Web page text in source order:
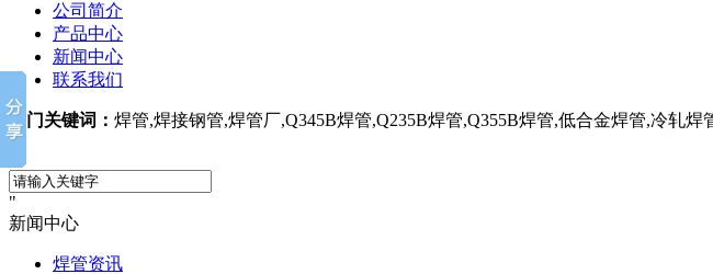
公司简介
产品中心
新闻中心
联系我们
热门关键词： 焊管,焊接钢管,焊管厂,Q345B焊管,Q235B焊管,Q355B焊管,低合金焊管,冷轧
新闻中心
焊管资讯